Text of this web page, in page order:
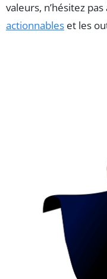
valeurs, n’hésitez
actionnables et les